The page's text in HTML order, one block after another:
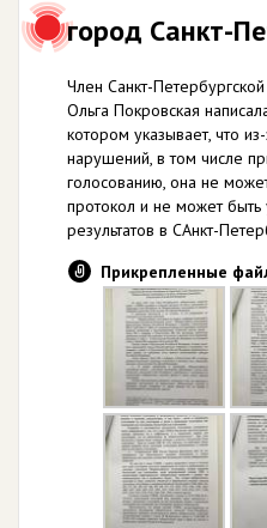
город Санкт-
Член Санкт-
Ольга Покровская
котором указывает, что
нарушений, в том числе
голосованию, она не
протокол и не может быть
результатов в САнкт-
Прикрепленные